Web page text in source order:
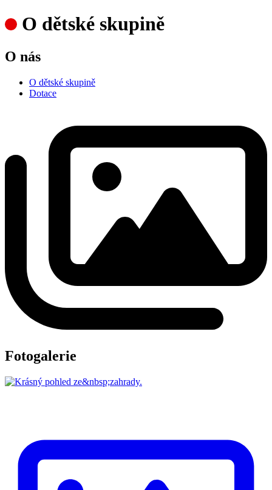
O dětské skupině
O nás
O dětské skupině
Dotace
Fotogalerie